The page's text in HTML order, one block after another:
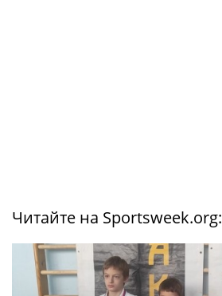
Читайте на Sportsweek.org: